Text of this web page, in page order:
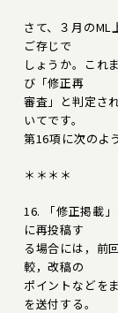
さて、３月のML
ご存じで
しょうか。これ
び「修正再
審査」と判定さ
いてです。
第16項に次のよ
＊＊＊＊
16. 「修正掲載
に再投稿す
る場合には，前
較，改稿の
ポイントなどを
を送付する。